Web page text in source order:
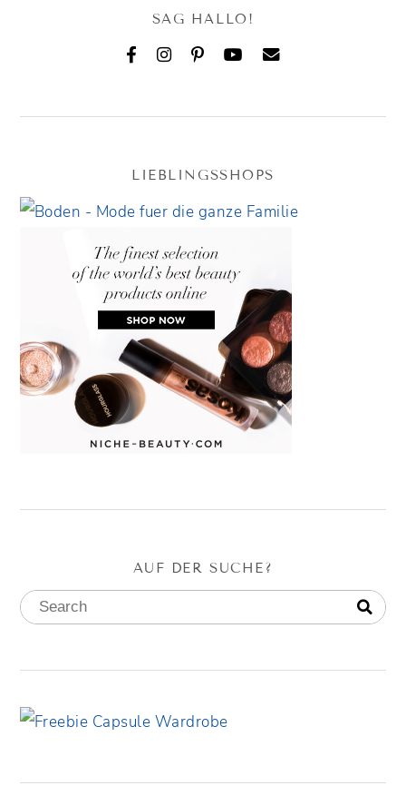
SAG HALLO!
LIEBLINGSSHOPS
AUF DER SUCHE?